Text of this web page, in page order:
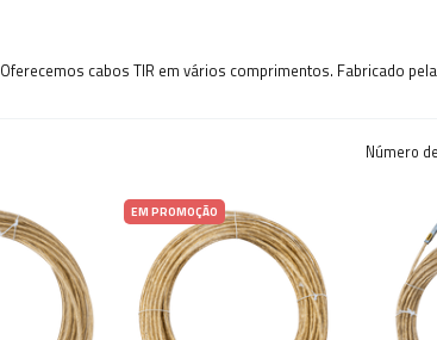
cabos TIR em vários comprimentos. Fabricado
Número
EM PROMOÇÃO